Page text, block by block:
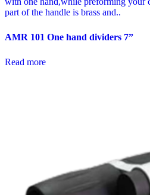
AMR 101 One hand dividers 7”
Read more